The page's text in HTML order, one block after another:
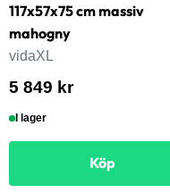
117x57x75 cm massiv
mahogny
vidaXL
5 849 kr
I lager
Köp